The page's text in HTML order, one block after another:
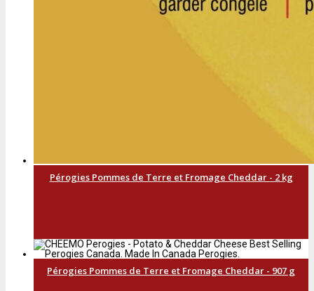
Pérogies Pommes de Terre et Fromage Cheddar - 2 kg
Pérogies Pommes de Terre et Fromage Cheddar - 907 g